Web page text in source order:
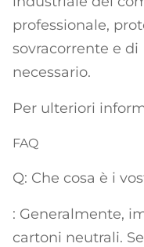
professionale,
sovracorrente e di
necessario.
Per ulteriori
FAQ
Q: Che cosa è i
: Generalmente,
cartoni neutrali.